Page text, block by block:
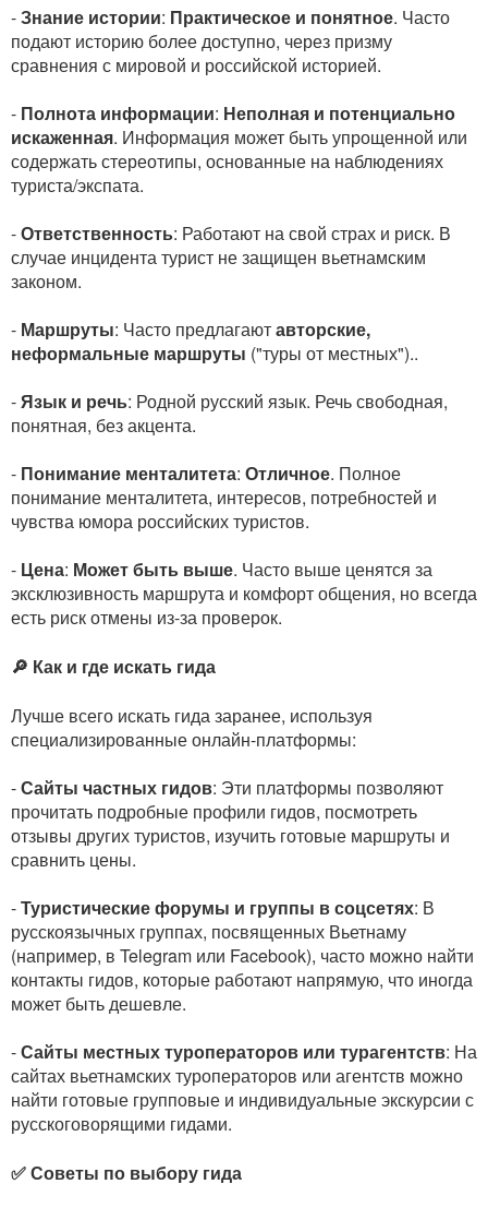
-Знание истории: Практическое и понятное. Часто
подают историю более доступно, через призму
сравнения с мировой и российской историей.
- Полнота информации: Неполная и потенциально
искаженная. Информация может быть упрощенной или
содержать стереотипы, основанные на наблюдениях
туриста/экспата.
-Ответственность: Работают на свой страх и риск. В
случае инцидента турист не защищен вьетнамским
законом.
- Маршруты: Часто предлагаютавторские,
неформальные маршруты ("туры от местных")..
-Язык и речь: Родной русский язык. Речь свободная,
понятная, без акцента.
- Понимание менталитета: Отличное. Полное
понимание менталитета, интересов, потребностей и
чувства юмора российских туристов.
- Цена: Может быть выше. Часто выше ценятся за
эксклюзивность маршрута и комфорт общения, но всегда
есть риск отмены из-за проверок.
🔎 Как и где искать гида
Лучше всего искать гида заранее, используя
специализированные онлайн-платформы:
-Сайты частных гидов: Эти платформы позволяют
прочитать подробные профили гидов, посмотреть
отзывы других туристов, изучить готовые маршруты и
сравнить цены.
-Туристические форумы и группы в соцсетях: В
русскоязычных группах, посвященных Вьетнаму
(например, в Telegram или Facebook), часто можно найти
контакты гидов, которые работают напрямую, что иногда
может быть дешевле.
-Сайты местных туроператоров или турагентств: На
сайтах вьетнамских туроператоров или агентств можно
найти готовые групповые и индивидуальные экскурсии с
русскоговорящими гидами.
✅ Советы по выбору гида